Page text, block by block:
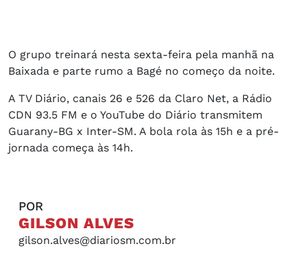
O grupo treinará nesta sexta-feira pela manhã na
Baixada e parte rumo a Bagé no começo da noite.
A TV Diário, canais 26 e 526 da Claro Net, a Rádio
CDN 93.5 FM e o YouTube do Diário transmitem
Guarany-BG x Inter-SM. A bola rola às 15h e a pré-
jornada começa às 14h.
POR
GILSON ALVES
gilson.alves@diariosm.com.br